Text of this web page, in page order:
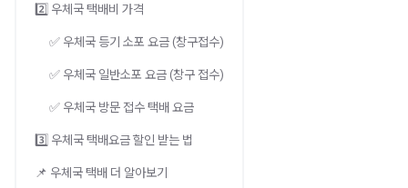
2️⃣ 우체국 택배비 가격
✅ 우체국 등기 소포 요금 (창구접수)
✅ 우체국 일반소포 요금 (창구 접수)
✅ 우체국 방문 접수 택배 요금
3️⃣ 우체국 택배요금 할인 받는 법
📌 우체국 택배 더 알아보기